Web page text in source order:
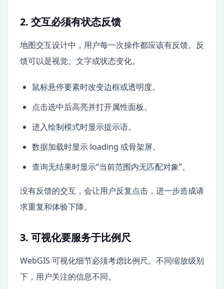
2. 交互必须有状态反馈
地图交互设计中，用户每一次操作都应该有反馈。反
馈可以是视觉、文字或状态变化。
鼠标悬停要素时改变边框或透明度。
点击选中后高亮并打开属性面板。
进入绘制模式时显示提示语。
数据加载时显示 loading 或骨架屏。
查询无结果时显示“当前范围内无匹配对象”。
没有反馈的交互，会让用户反复点击，进一步造成请
求重复和体验下降。
3. 可视化要服务于比例尺
WebGIS 可视化细节必须考虑比例尺。不同缩放级别
下，用户关注的信息不同。